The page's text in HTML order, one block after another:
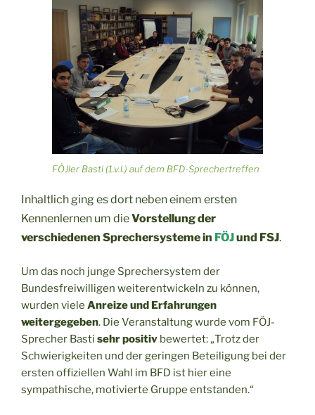
FÖJler Basti (1.v.l.) auf dem BFD-Sprechertreffen
Inhaltlich ging es dort neben einem ersten
Kennenlernen um dieVorstellung der
verschiedenen Sprechersysteme in FÖJund FSJ.
Um das noch junge Sprechersystem der
Bundesfreiwilligen weiterentwickeln zu können,
wurden viele Anreize und Erfahrungen
weitergegeben. Die Veranstaltung wurde vom FÖJ-
Sprecher Basti sehr positiv bewertet: „Trotz der
Schwierigkeiten und der geringen Beteiligung bei der
ersten offiziellen Wahl im BFD ist hier eine
sympathische, motivierte Gruppe entstanden.“